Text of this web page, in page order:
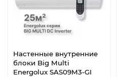
Настенные внутренние
блоки Big Multi
Energolux SAS09M3-GI